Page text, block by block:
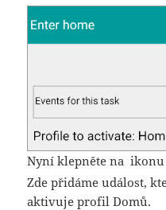
Nyní klepněte na
Zde přidáme událost,
aktivuje profil Domů.